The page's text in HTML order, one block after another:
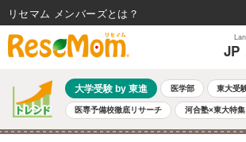
JP
大学受験 by 東進 医学部 東大受
医専予備校徹底リサーチ 河合塾×東大特集
親子で考える大学選び 高校受験 中学受験 小学
リセマム メンバーズ